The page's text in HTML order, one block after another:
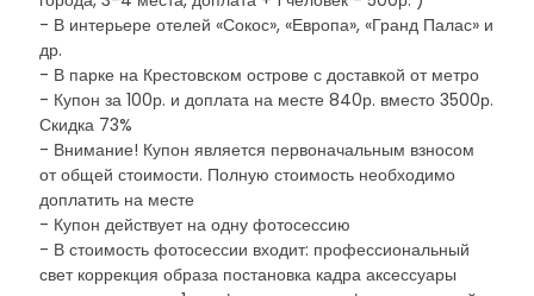
- В интерьере отелей «Сокос», «Европа», «Гранд Палас» и
др.
- В парке на Крестовском острове с доставкой от метро
- Купон за 100р. и доплата на месте 840р. вместо 3500р.
Скидка 73%
- Внимание! Купон является первоначальным взносом
от общей стоимости. Полную стоимость необходимо
доплатить на месте
- Купон действует на одну фотосессию
- В стоимость фотосессии входит: профессиональный
свет коррекция образа постановка кадра аксессуары